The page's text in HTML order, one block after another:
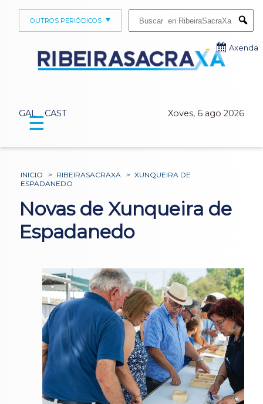
GAL CAST Xoves, 6 ago 2026
OUTROS PERIÓDICOS
Axenda
☰
INICIO > RIBEIRASACRAXA > XUNQUEIRA DE
ESPADANEDO
Novas de Xunqueira de
Espadanedo